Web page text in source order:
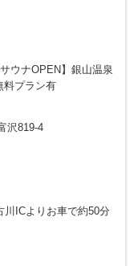
ウナOPEN】銀山温泉
料プラン有
沢819-4
ICよりお車で約50分